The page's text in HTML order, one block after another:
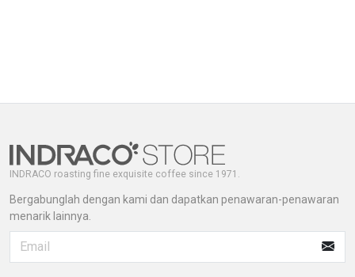
INDRACO roasting fine exquisite coffee since 1971.
Bergabunglah dengan kami dan dapatkan penawaran-penawaran
menarik lainnya.